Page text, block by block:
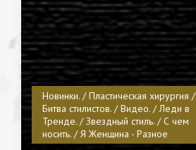
Новинки. / Пластическая хирургия /
Битва стилистов. / Видео. / Леди в
Тренде. / Звездный стиль. / С чем
носить. / Я Женщина - Разное